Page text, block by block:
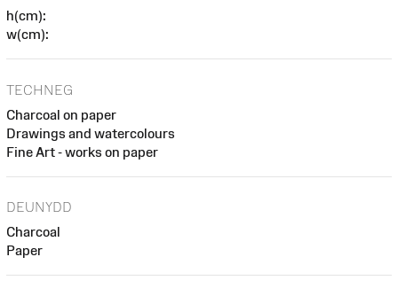
h(cm):
w(cm):
TECHNEG
Charcoal on paper
Drawings and watercolours
Fine Art - works on paper
DEUNYDD
Charcoal
Paper